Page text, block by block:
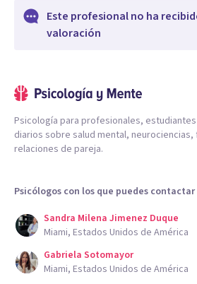
Este profesional no ha
valoración
Psicología para profesionales,
diarios sobre salud mental,
relaciones de pareja.
Psicólogos con los que puedes contactar
Sandra Milena Jimenez Duque
Miami, Estados Unidos de América
Gabriela Sotomayor
Miami, Estados Unidos de América